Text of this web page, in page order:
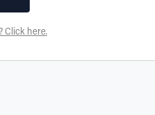
Click here.